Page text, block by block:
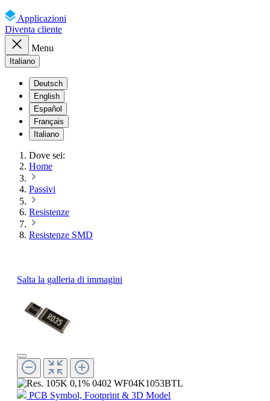
Applicazioni
Diventa cliente
Menu
Italiano
Deutsch
English
Español
Français
Italiano
Dove sei:
Home
Passivi
Resistenze
Resistenze SMD
Salta la galleria di immagini
PCB Symbol, Footprint & 3D Model